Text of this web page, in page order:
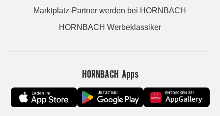
Marktplatz-Partner werden bei HORNBACH
HORNBACH Werbeklassiker
HORNBACH Apps